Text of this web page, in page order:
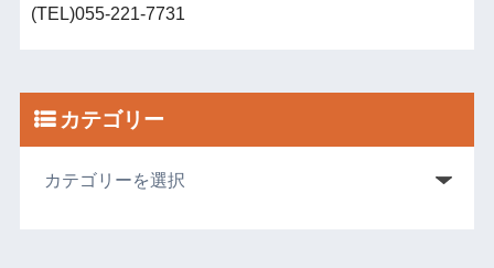
(TEL)055-221-7731
カテゴリー